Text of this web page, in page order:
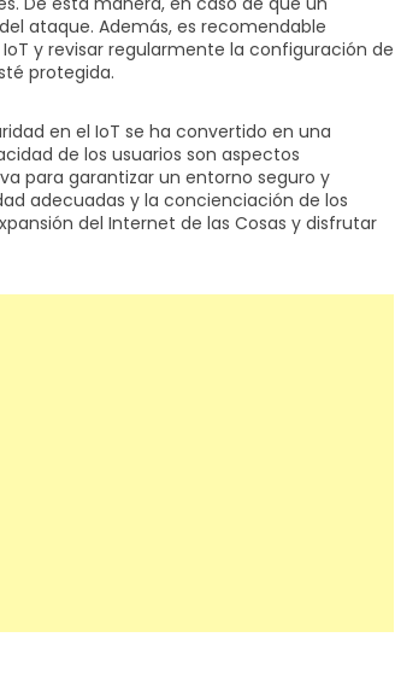
ataque. Además, es recomendable
y revisar regularmente la configuración de
protegida.
en el IoT se ha convertido en una
de los usuarios son aspectos
para garantizar un entorno seguro y
adecuadas y la concienciación de los
del Internet de las Cosas y disfrutar